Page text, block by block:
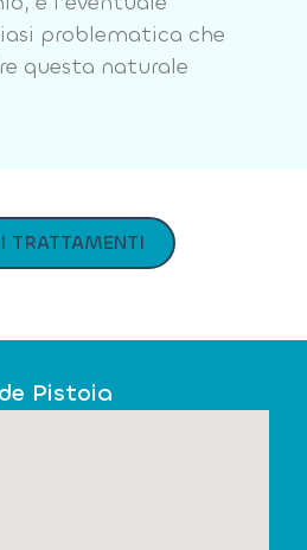
problematica che
questa naturale
TRATTAMENTI
Pistoia